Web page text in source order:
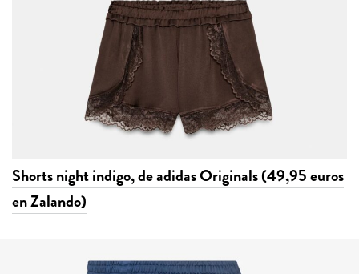
Shorts night indigo, de adidas Originals (49,95 euros
en Zalando)